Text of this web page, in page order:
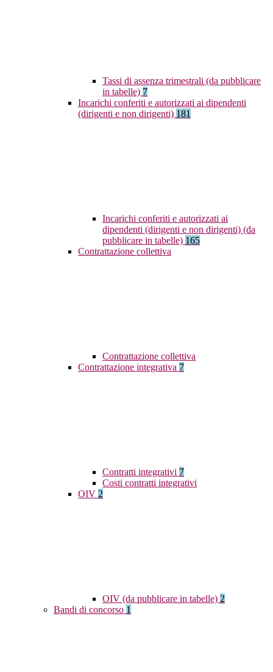
Tassi di assenza trimestrali (da pubblicare
in tabelle) 7
Incarichi conferiti e autorizzati ai dipendenti
(dirigenti e non dirigenti) 181
Incarichi conferiti e autorizzati ai
dipendenti (dirigenti e non dirigenti) (da
pubblicare in tabelle) 165
Contrattazione collettiva
Contrattazione collettiva
Contrattazione integrativa 7
Contratti integrativi 7
Costi contratti integrativi
OIV 2
OIV (da pubblicare in tabelle) 2
Bandi di concorso 1